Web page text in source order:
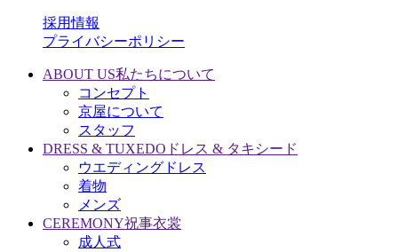
採用情報
プライバシーポリシー
ABOUT US私たちについて
コンセプト
京屋について
スタッフ
DRESS & TUXEDO ドレス & タキシード
ウエディングドレス
着物
メンズ
CEREMONY祝事衣裳
成人式